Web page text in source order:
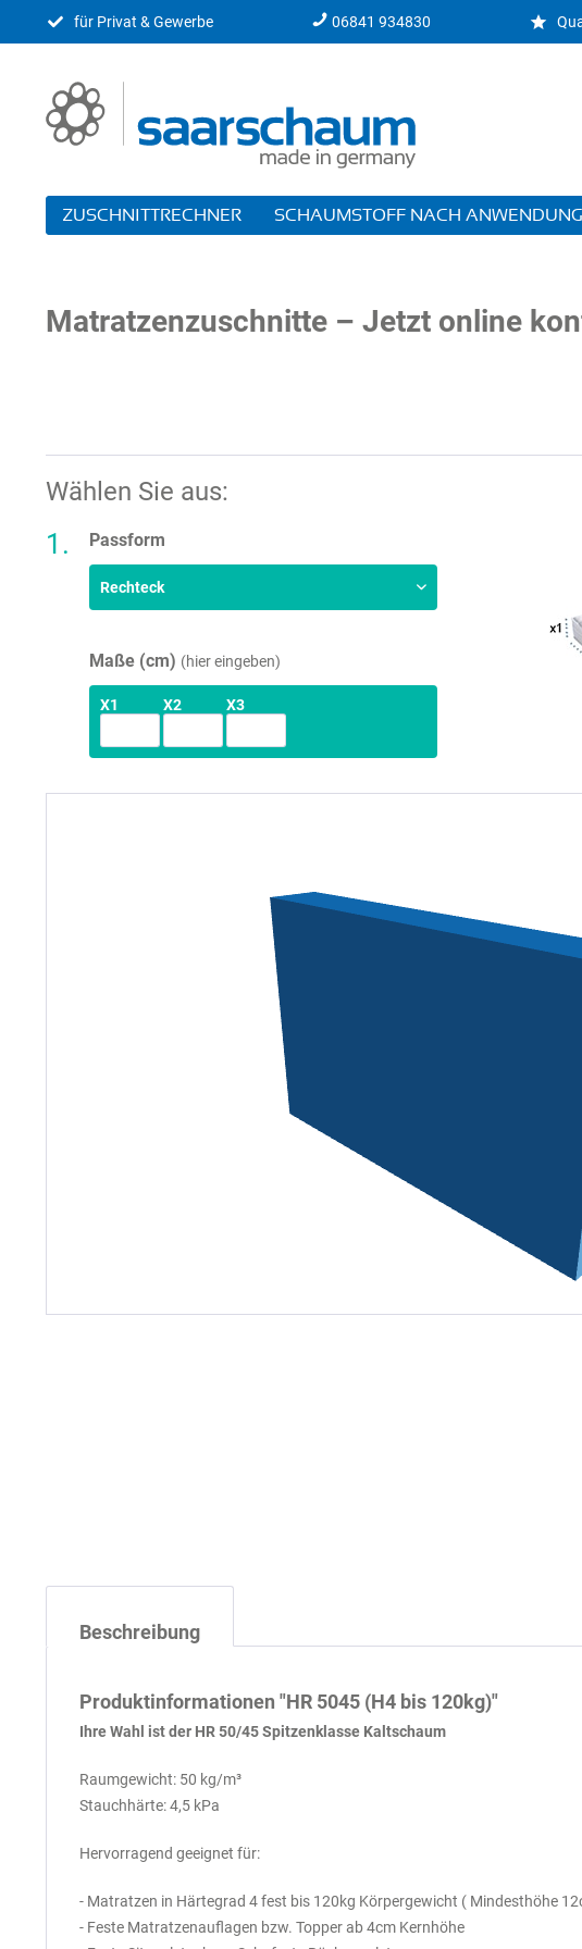
für Privat & Gewerbe 06841 934830
SCHAUMSTOFF NACH ANWENDUNG
ZUSCHNITTRECHNER
Matratzenzuschnitte – Jetzt online
Wählen Sie aus:
Passform
Maße (cm) hier eingeben
X1 X2 X3
Beschreibung
Produktinformationen "HR 5045 (H4 bis 120kg)"
Ihre Wahl ist der HR 50/45 Spitzenklasse Kaltschaum
Raumgewicht: 50 kg/m³
Stauchhärte: 4,5 kPa
Hervorragend geeignet für:
- Matratzen in Härtegrad 4 fest bis 120kg Körpergewicht ( Mindesthöhe
- Feste Matratzenauflagen bzw. Topper ab 4cm Kernhöhe